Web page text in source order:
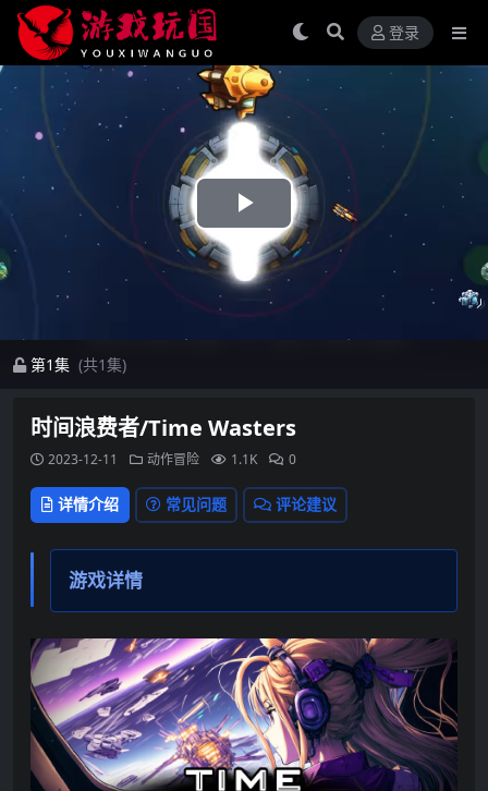
登录
Play
Video
第1集 (共1集)
时间浪费者/Time Wasters
2023-12-11 动作冒险 1.1K 0
详情介绍 常见问题 评论建议
游戏详情